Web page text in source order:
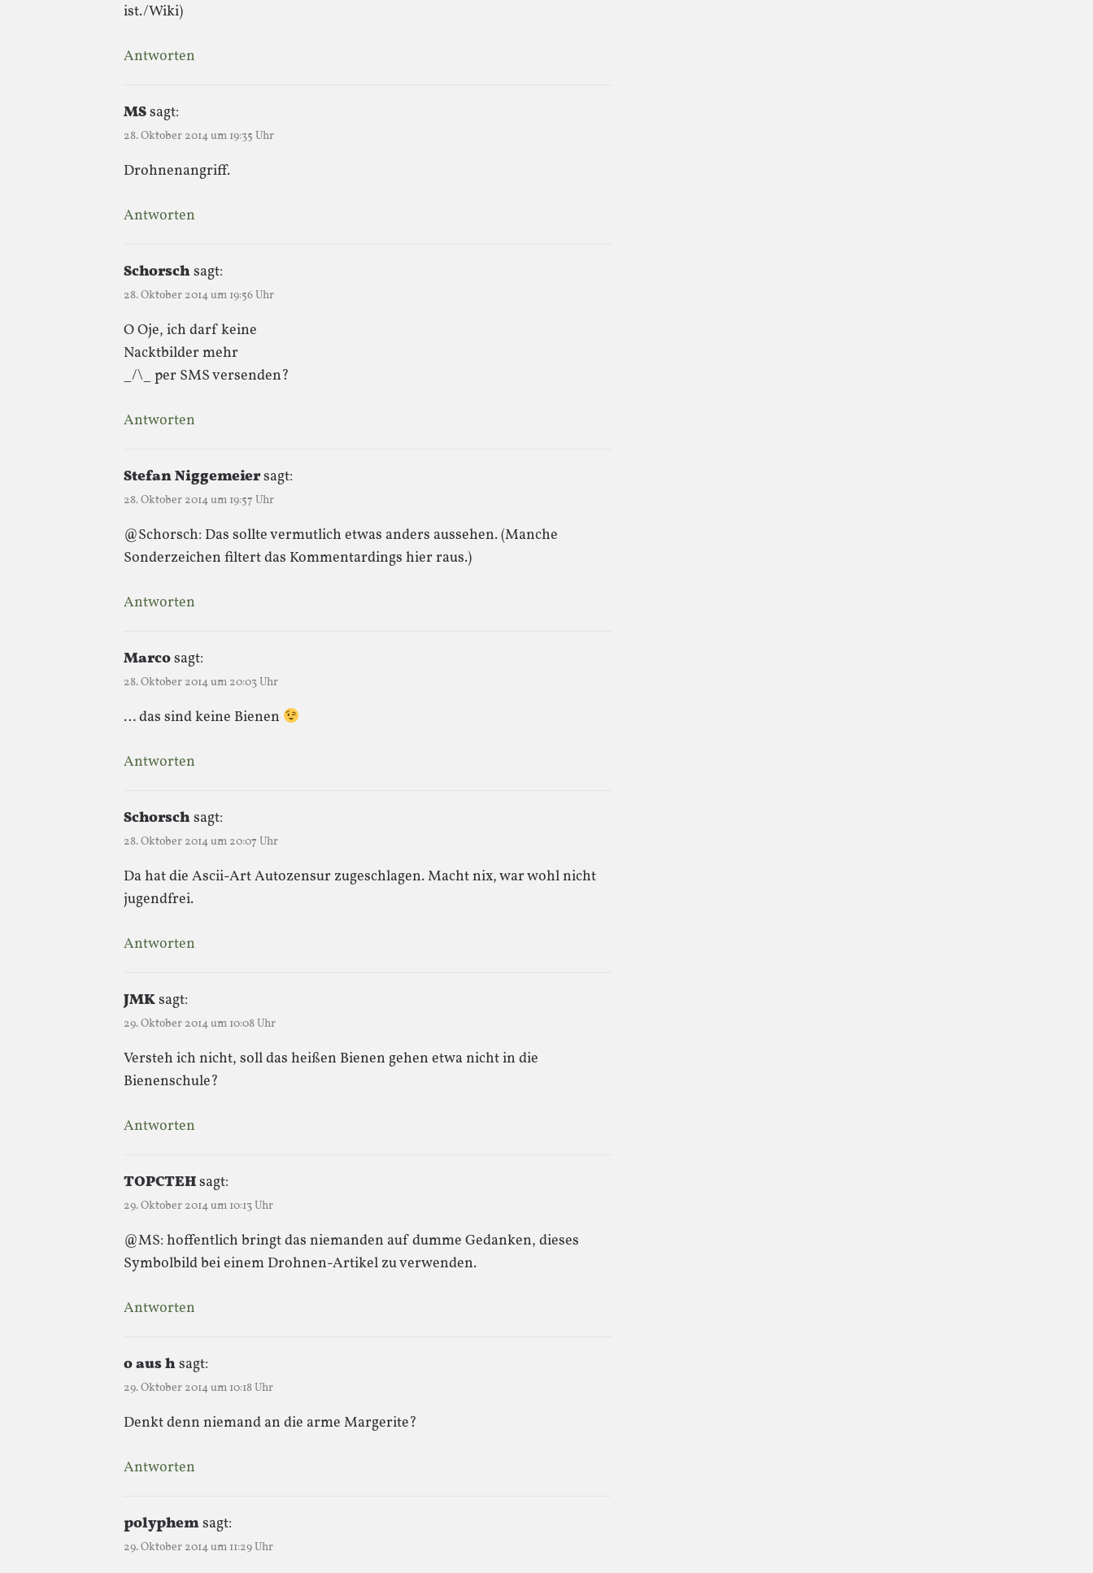
ist./Wiki)
Antworten
MSsagt:
28. Oktober 2014 um 19:35 Uhr
Drohnenangriff.
Antworten
Schorsch sagt:
28. Oktober 2014 um 19:56 Uhr
O Oje, ich darf keine
Nacktbilder mehr
_/\_ per SMS versenden?
Antworten
Stefan Niggemeiersagt:
28. Oktober 2014 um 19:57 Uhr
@Schorsch: Das sollte vermutlich etwas anders aussehen. (Manche
Sonderzeichen filtert das Kommentardings hier raus.)
Antworten
Marcosagt:
28. Oktober 2014 um 20:03 Uhr
… das sind keine Bienen
Antworten
Schorsch sagt:
28. Oktober 2014 um 20:07 Uhr
Da hat die Ascii-Art Autozensur zugeschlagen. Macht nix, war wohl nicht
jugendfrei.
Antworten
JMKsagt:
29. Oktober 2014 um 10:08 Uhr
Versteh ich nicht, soll das heißen Bienen gehen etwa nicht in die
Bienenschule?
Antworten
TOPCTEHsagt:
29. Oktober 2014 um 10:13 Uhr
@MS: hoffentlich bringt das niemanden auf dumme Gedanken, dieses
Symbolbild bei einem Drohnen-Artikel zu verwenden.
Antworten
o aus h sagt:
29. Oktober 2014 um 10:18 Uhr
Denkt denn niemand an die arme Margerite?
Antworten
polyphemsagt:
29. Oktober 2014 um 11:29 Uhr